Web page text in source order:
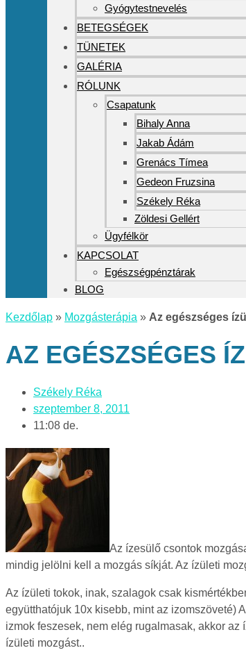
Gyógytestnevelés
BETEGSÉGEK
TÜNETEK
GALÉRIA
RÓLUNK
Csapatunk
Bihaly Anna
Jakab Ádám
Grenács Tímea
Gedeon Fruzsina
Székely Réka
Zöldesi Gellért
Ügyfélkör
KAPCSOLAT
Egészségpénztárak
BLOG
Kezdőlap » Mozgásterápia » Az egészséges
AZ EGÉSZSÉGES
Székely Réka
szeptember 8, 2011
11:08 de.
Az ízesülő csontok
mindig jelölni kell a mozgás síkját. Az ízületi
Az ízületi tokok, inak, szalagok csak
együtthatójuk 10x kisebb, mint az izomszöveté)
izmok feszesek, nem elég rugalmasak, akkor
ízületi mozgást..